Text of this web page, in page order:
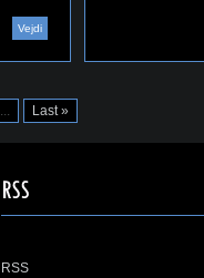
Vejdi
... Last »
RSS